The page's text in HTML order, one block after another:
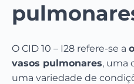
O CID 10 – I28 refere-se a
vasos pulmonares, uma
uma variedade de